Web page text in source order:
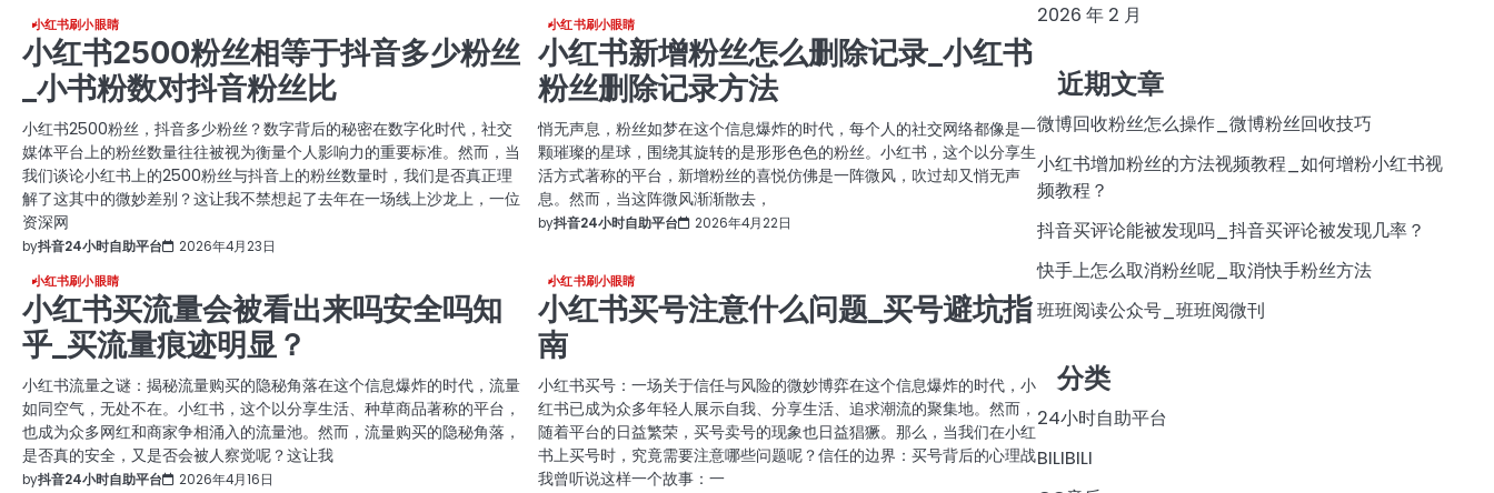
小红书刷小眼睛
小红书2500粉丝相等于抖音多少粉丝
_小书粉数对抖音粉丝比
小红书2500粉丝，抖音多少粉丝？数字背后的秘密在数字化时代，社交
媒体平台上的粉丝数量往往被视为衡量个人影响力的重要标准。然而，当
我们谈论小红书上的2500粉丝与抖音上的粉丝数量时，我们是否真正理
解了这其中的微妙差别？这让我不禁想起了去年在一场线上沙龙上，一位
资深网
by抖音24小时自助平台 2026年4月23日
小红书刷小眼睛
小红书新增粉丝怎么删除记录_小红书
粉丝删除记录方法
悄无声息，粉丝如梦在这个信息爆炸的时代，每个人的社交网络都像是一
颗璀璨的星球，围绕其旋转的是形形色色的粉丝。小红书，这个以分享生
活方式著称的平台，新增粉丝的喜悦仿佛是一阵微风，吹过却又悄无声
息。然而，当这阵微风渐渐散去，
by抖音24小时自助平台 2026年4月22日
小红书刷小眼睛
小红书买流量会被看出来吗安全吗知
乎_买流量痕迹明显？
小红书流量之谜：揭秘流量购买的隐秘角落在这个信息爆炸的时代，流量
如同空气，无处不在。小红书，这个以分享生活、种草商品著称的平台，
也成为众多网红和商家争相涌入的流量池。然而，流量购买的隐秘角落，
是否真的安全，又是否会被人察觉呢？这让我
by抖音24小时自助平台 2026年4月16日
小红书刷小眼睛
小红书买号注意什么问题_买号避坑指
南
小红书买号：一场关于信任与风险的微妙博弈在这个信息爆炸的时代，小
红书已成为众多年轻人展示自我、分享生活、追求潮流的聚集地。然而，
随着平台的日益繁荣，买号卖号的现象也日益猖獗。那么，当我们在小红
书上买号时，究竟需要注意哪些问题呢？信任的边界：买号背后的心理战
我曾听说这样一个故事：一
2026 年 2 月
近期文章
微博回收粉丝怎么操作_微博粉丝回收技巧
小红书增加粉丝的方法视频教程_如何增粉小红书视
频教程？
抖音买评论能被发现吗_抖音买评论被发现几率？
快手上怎么取消粉丝呢_取消快手粉丝方法
班班阅读公众号_班班阅微刊
分类
24小时自助平台
BILIBILI